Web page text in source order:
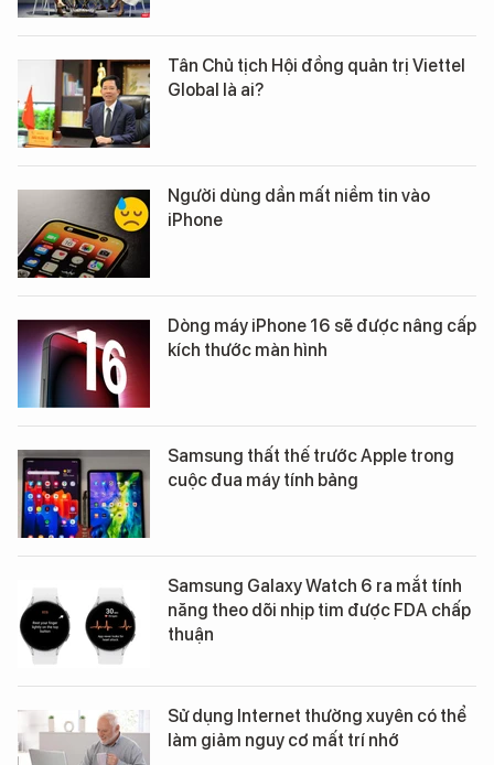
Tân Chủ tịch Hội đồng quản trị Viettel
Global là ai?
Người dùng dần mất niềm tin vào
iPhone
Dòng máy iPhone 16 sẽ được nâng cấp
kích thước màn hình
Samsung thất thế trước Apple trong
cuộc đua máy tính bảng
Samsung Galaxy Watch 6 ra mắt tính
năng theo dõi nhịp tim được FDA chấp
thuận
Sử dụng Internet thường xuyên có thể
làm giảm nguy cơ mất trí nhớ